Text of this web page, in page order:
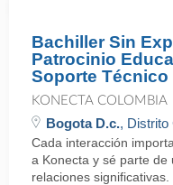
Bachiller Sin
Patrocinio
Soporte Técnico
KONECTA COLOMBIA
Bogota D.c., Distrito
Cada interacción
a Konecta y sé parte de
relaciones